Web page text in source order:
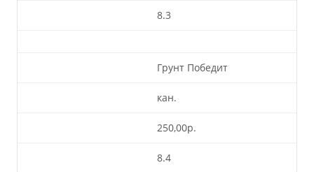
8.3
Грунт Победит
кан.
250,00р.
8.4